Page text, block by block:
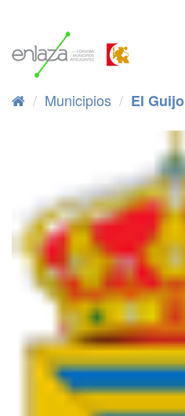
Municipios El Guijo